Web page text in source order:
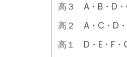
高３ A・B・D・
高２ A・C・D
高１ D・E・F・